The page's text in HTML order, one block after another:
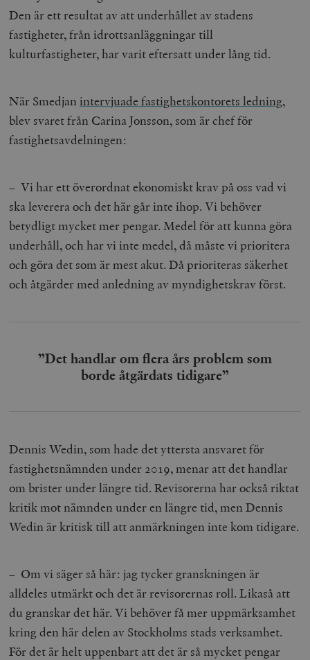
Den är ett resultat av att underhållet av stadens
fastigheter, från idrottsanläggningar till
kulturfastigheter, har varit eftersatt under lång tid.
När Smedjanintervjuade fastighetskontorets ledning,
blev svaret från Carina Jonsson, som är chef för
fastighetsavdelningen:
– Vi har ett överordnat ekonomiskt krav på oss vad vi
ska leverera och det här går inte ihop. Vi behöver
betydligt mycket mer pengar. Medel för att kunna göra
underhåll, och har vi inte medel, då måste vi prioritera
och göra det som är mest akut. Då prioriteras säkerhet
och åtgärder med anledning av myndighetskrav först.
”Det handlar om flera års problem som
borde åtgärdats tidigare”
Dennis Wedin, som hade det yttersta ansvaret för
fastighetsnämnden under 2019, menar att det handlar
om brister under längre tid. Revisorerna har också riktat
kritik mot nämnden under en längre tid, men Dennis
Wedin är kritisk till att anmärkningen inte kom tidigare.
– Om vi säger så här: jag tycker granskningen är
alldeles utmärkt och det är revisorernas roll. Likaså att
du granskar det här. Vi behöver få mer uppmärksamhet
kring den här delen av Stockholms stads verksamhet.
För det är helt uppenbart att det är så mycket pengar